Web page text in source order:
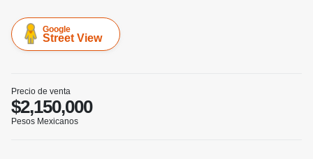
Google
Street View
Precio de venta
$2,150,000
Pesos Mexicanos